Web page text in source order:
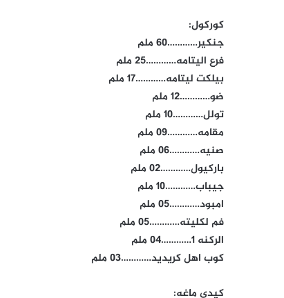
كوركول:
جنكير…………60 ملم
فرع اليتامه…………25 ملم
بيلكت ليتامه…………17 ملم
ضو…………12 ملم
تولل…………10 ملم
مقامه…………09 ملم
صنيه…………06 ملم
باركيول…………02 ملم
جيباب…………10 ملم
امبود…………05 ملم
فم لكليته…………05 ملم
الركنه 1…………04 ملم
كوب اهل كريديد…………03 ملم
كيدي ماغه: